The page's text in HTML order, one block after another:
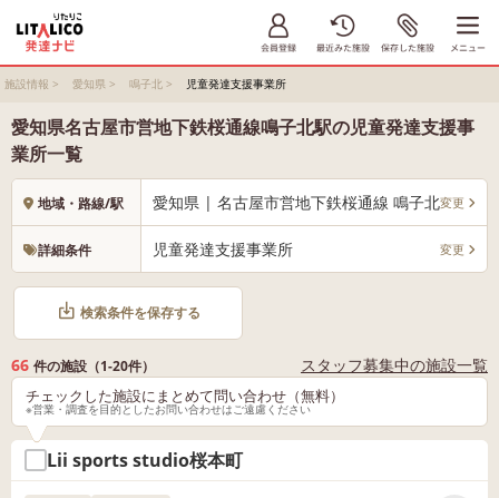
施設情報 > 愛知県 > 鳴子北 > 児童発達支援事業所
愛知県名古屋市営地下鉄桜通線鳴子北駅の児童発達支援事
業所一覧
地域・路線/駅 愛知県 | 名古屋市営地下鉄桜通線 鳴子北変更
詳細条件 児童発達支援事業所 変更
検索条件を保存する
66 件の施設（1-20件） スタッフ募集中の施設一覧
チェックした施設にまとめて問い合わせ（無料）
※営業・調査を目的としたお問い合わせはご遠慮ください
Lii sports studio桜本町